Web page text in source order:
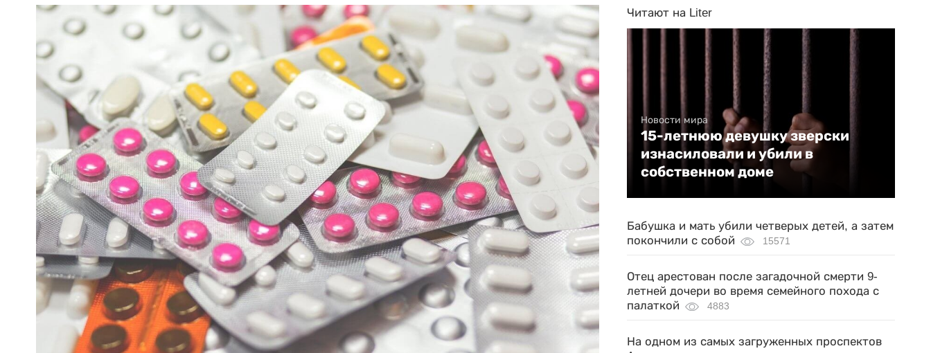
Читают на Liter
Новости мира
15-летнюю девушку зверски
изнасиловали и убили в
собственном доме
Бабушка и мать убили четверых детей, а затем
покончили с собой
15571
Отец арестован после загадочной смерти 9-
летней дочери во время семейного похода с
палаткой
4883
На одном из самых загруженных проспектов